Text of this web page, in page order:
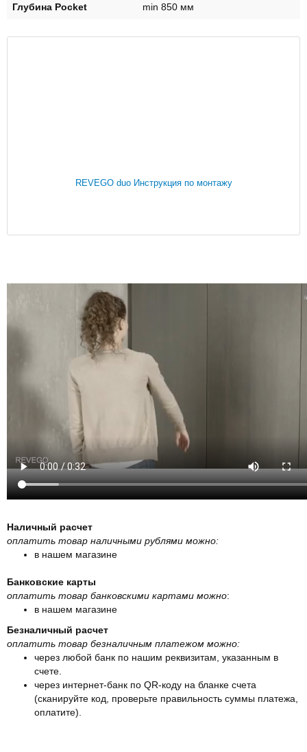
Глубина Pocket min 850 мм
REVEGO duo Инструкция по монтажу
Наличный расчет
оплатить товар наличными рублями можно:
в нашем магазине
Банковские карты
оплатить товар банковскими картами можно:
в нашем магазине
Безналичный расчет
оплатить товар безналичным платежом можно:
через любой банк по нашим реквизитам, указанным в
счете.
через интернет-банк по QR-коду на бланке счета
(сканируйте код, проверьте правильность суммы платежа,
оплатите).